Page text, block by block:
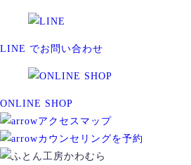
LINE でお問い合わせ
ONLINE SHOP
アクセスマップ
カウンセリングを予約